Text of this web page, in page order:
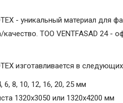
- уникальный материал для
ТОО VENTFASAD 24 -
изготавливается в
6, 8, 10, 12, 16, 20, 25 мм
1320х3050 или 1320х4200 мм